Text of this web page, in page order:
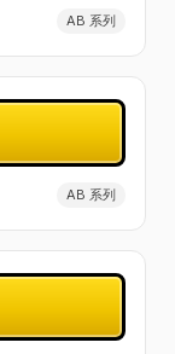
AB 系列
AB 系列